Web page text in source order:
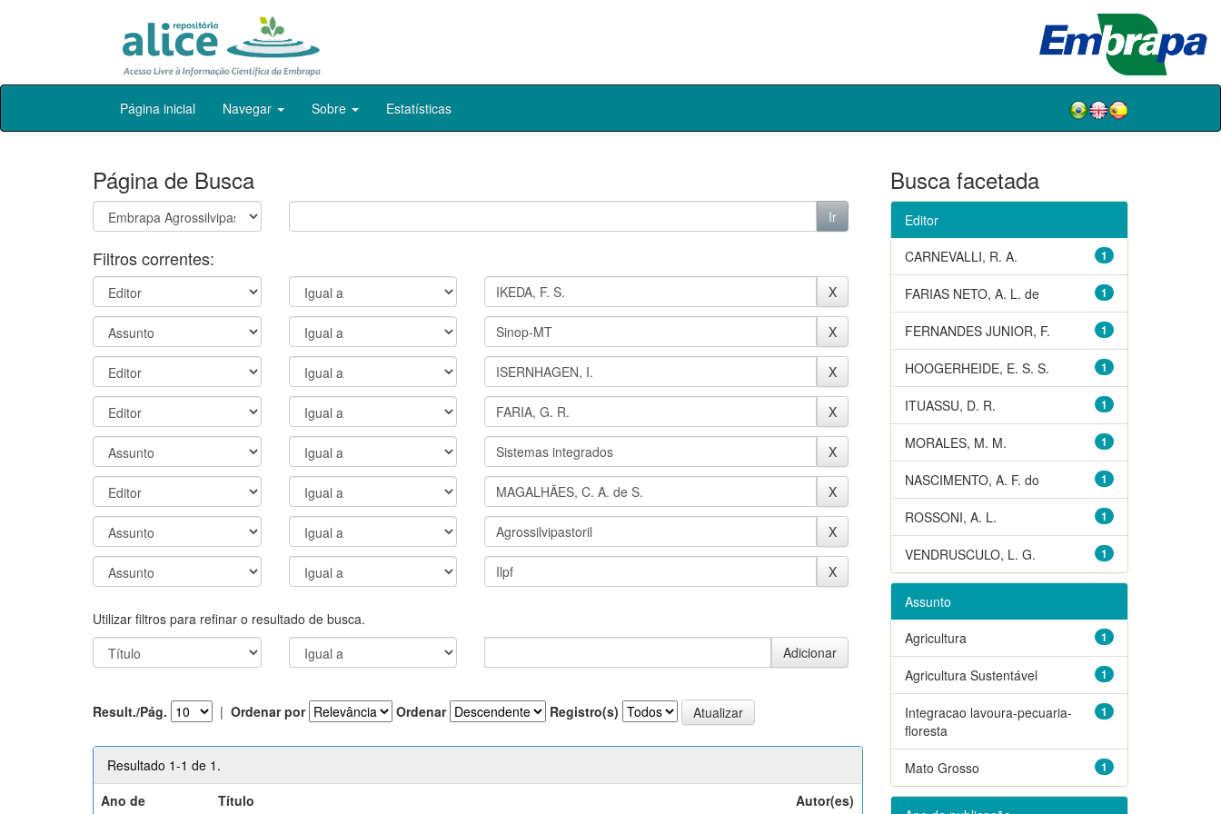
Skip
Página inicial Navegar Sobre Estatísticas
Página de Busca
Filtros correntes:
Utilizar filtros para refinar o resultado de busca.
Result./Pág. | Ordenar por Ordenar Registro(s)
Resultado 1-1 de 1.
Ano de
Título Autor(es)
Busca facetada
Editor
1
CARNEVALLI, R. A.
1
FARIAS NETO, A. L. de
1
FERNANDES JUNIOR, F.
1
HOOGERHEIDE, E. S. S.
1
ITUASSU, D. R.
1
MORALES, M. M.
1
NASCIMENTO, A. F. do
1
ROSSONI, A. L.
1
VENDRUSCULO, L. G.
Assunto
1
Agricultura
1
Agricultura Sustentável
1
Integracao lavoura-pecuaria-
floresta
1
Mato Grosso